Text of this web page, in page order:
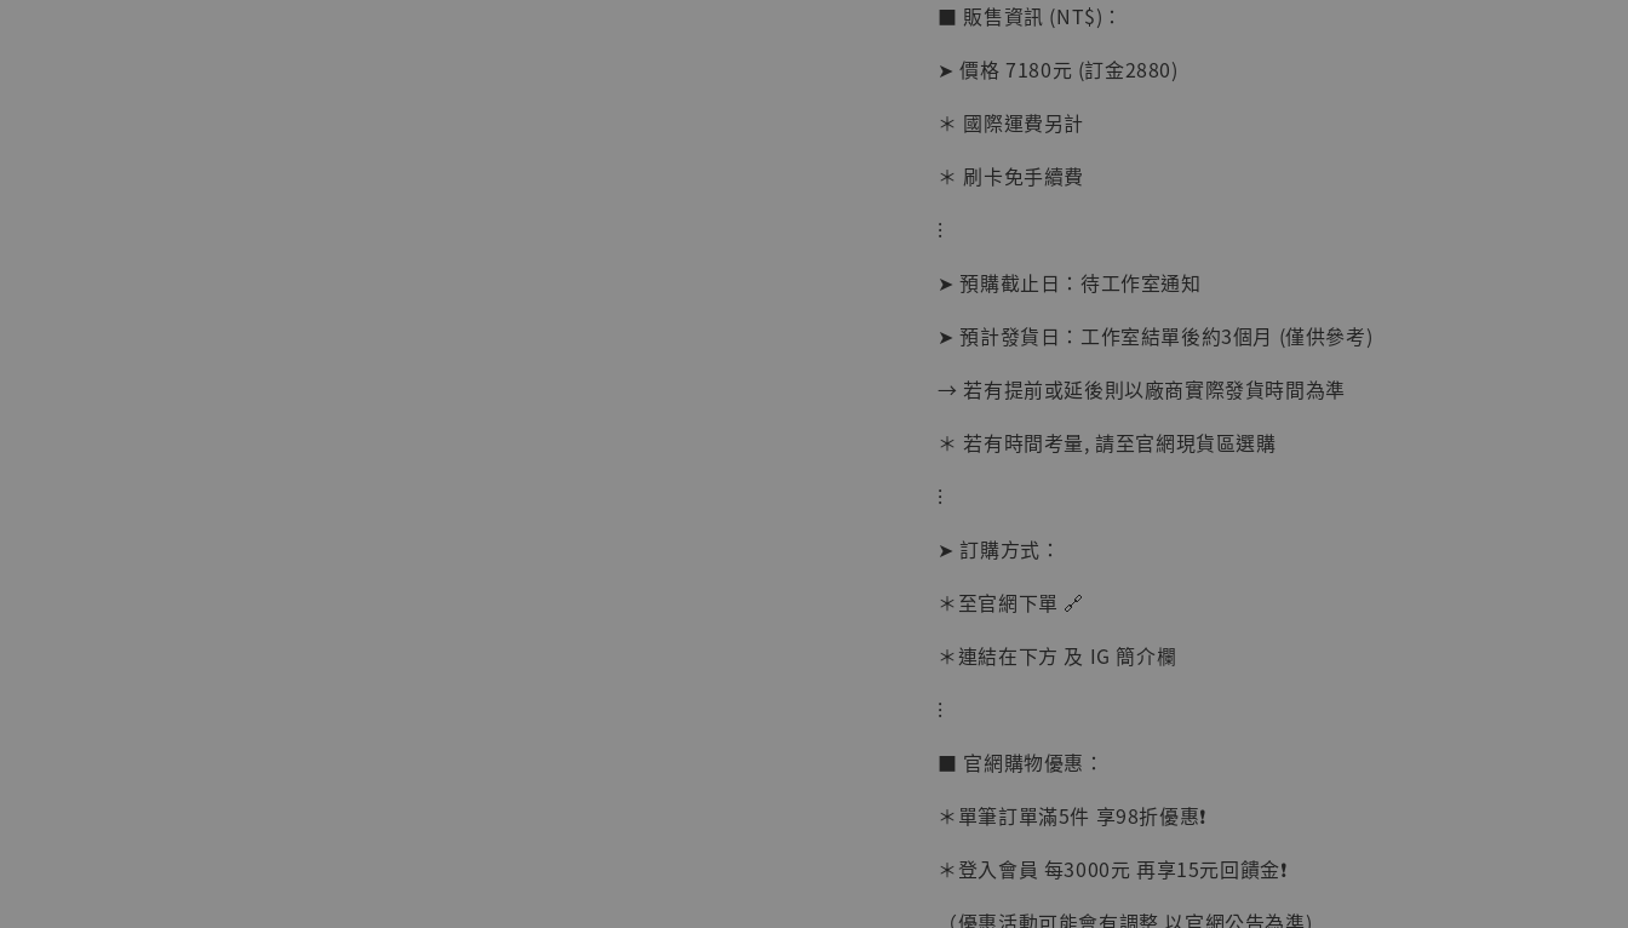
【店內現貨】海賊王
系列蒐藏雕像 布魯
克達摩 [7STARS
Studio]
加購優惠【讓子彈飛 鵝城縣長 張麻子 [BK01]】
【現貨】
BJSTUDIO 1/6系列
可動蒐藏人偶 讓子
彈飛 鵝城縣長 張麻
子 [BK01]
- +
■ 販售資訊 (NT$)：
➤ 價格 7180元 (訂金2880)
＊ 國際運費另計
＊ 刷卡免手續費
⁝
➤ 預購截止日：待工作室通知
➤ 預計發貨日：工作室結單後約3個月 (僅供參考)
→ 若有提前或延後則以廠商實際發貨時間為準
＊ 若有時間考量, 請至官網現貨區選購
⁝
➤ 訂購方式：
＊至官網下單 🔗
＊連結在下方 及 IG 簡介欄
⁝
■ 官網購物優惠：
＊單筆訂單滿5件 享98折優惠❗️
＊登入會員 每3000元 再享15元回饋金❗️
（優惠活動可能會有調整 以官網公告為準)